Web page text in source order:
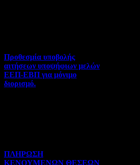
Προθεσμία υποβολής
αιτήσεων υποψήφιων μελών
ΕΕΠ-ΕΒΠ για μόνιμο
διορισμό.
ΠΛΗΡΩΣΗ
ΚΕΝΟΥΜΕΝΩΝ ΘΕΣΕΩΝ